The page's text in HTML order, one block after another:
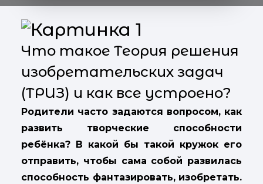
Что такое Теория решения
изобретательских задач
(ТРИЗ) и как все устроено?
Родители часто задаются вопросом, как
развить творческие способности
ребёнка? В какой бы такой кружок его
отправить, чтобы сама собой развилась
способность фантазировать, изобретать.